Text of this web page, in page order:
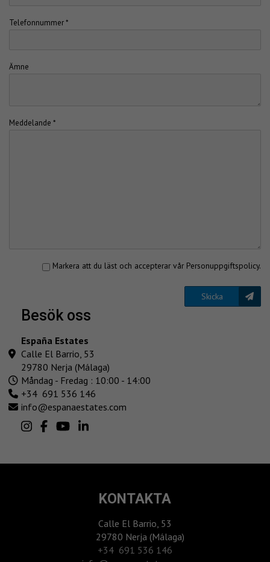
Telefonnummer *
Ämne
Meddelande *
Markera att du läst och accepterar vår Personuppgiftspolicy.
Skicka
besök oss
España Estates
Calle El Barrio, 53
29780 Nerja (Málaga)
Måndag - Fredag : 10:00 - 14:00
+34 691 536 146
info@espanaestates.com
KONTAKTA
Calle El Barrio, 53
29780 Nerja (Málaga)
‎+34 691 536 146